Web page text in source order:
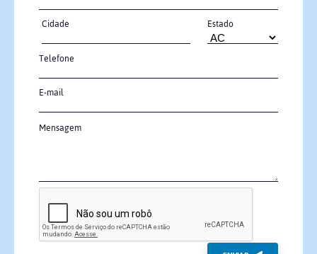
Cidade
Estado
Telefone
E-mail
Mensagem